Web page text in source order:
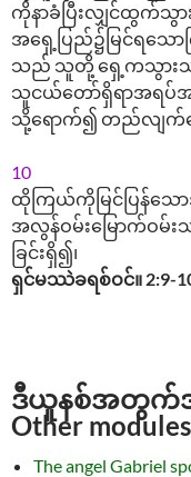
ကိုနာခံပြီးလျှင်ထွက်သွာ
အရှေ့ပြည်၌မြင်ရသေ
သည် သူတို့ ရှေ့ကသွားသ
သူငယ်တော်ရှိရာအရပ်အ
သို့ရောက်၍ တည်လျက်
10
ထိုကြယ်ကိုမြင်ပြန်သော
အလွန်ဝမ်းမြောက်ဝမ်း
ခြင်းရှိ၍၊
ရှင်မဿဲခရစ်ဝင်။ 2:9-
ဒီယူနစ်အတွက်အခ
Other
The angel Gabriel